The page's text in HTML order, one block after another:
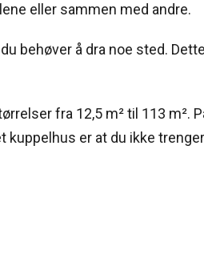
eller sammen med andre.
behøver å dra noe sted.
fra 12,5 m² til 113
er at du ikke